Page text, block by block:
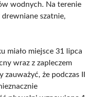
wodnych. Na terenie
szatnie,
miało miejsce 31 lipca
wraz z zapleczem
że podczas II